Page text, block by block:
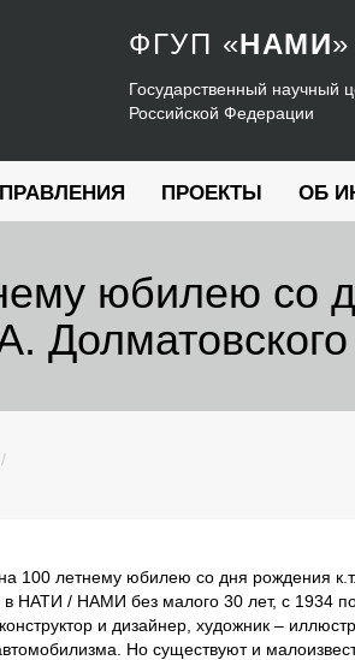
ФГУП «НАМИ»
Государственный научный
Российской Федерации
ПРОЕКТЫ ОБ
юбилею со
100 летнему юбилею со дня рождения
в НАТИ / НАМИ без малого 30 лет, с 1934 по
и дизайнер, художник –
Но существуют и